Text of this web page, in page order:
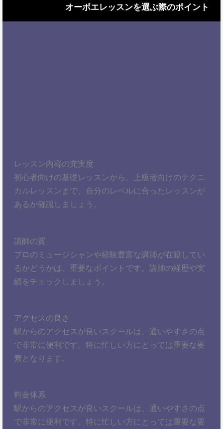
オーボエレッスンを選ぶ際のポイント
レッスン内容の充実度
初心者向けの基礎レッスンから、上級者向けのテクニ
カルレッスンまで、自分のレベルに合ったレッスンが
あるか確認しましょう。
講師の質
プロのミュージシャンや経験豊富な講師が在籍してい
るかどうかは、重要なポイントです。講師の経歴や実
績をチェックしましょう。
アクセスの良さ
駅からのアクセスが良いスクールは、通いやすさの点
で非常に便利です。特に忙しい方にとっては重要な要
素となります。
料金体系
駅からのアクセスが良いスクールは、通いやすさの点
で非常に便利です。特に忙しい方にとっては重要な要